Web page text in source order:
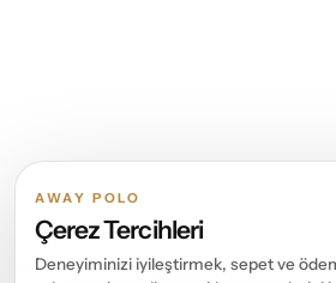
AWAY POLO
Çerez Tercihleri
Deneyiminizi iyileştirmek, sepet ve